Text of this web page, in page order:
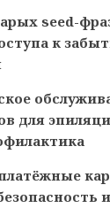
seed-
к
для
и